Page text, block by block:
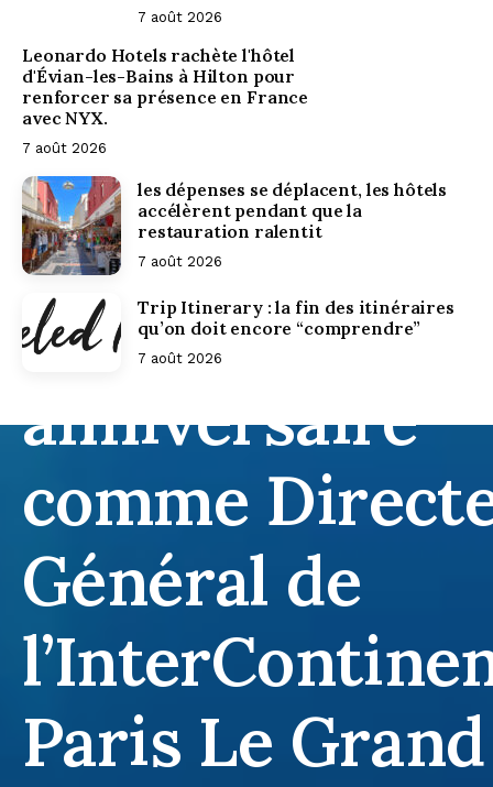
7 août 2026
Leonardo Hotels rachète l'hôtel
d'Évian-les-Bains à Hilton pour
renforcer sa présence en France
avec NYX.
7 août 2026
les dépenses se déplacent, les hôtels
accélèrent pendant que la
restauration ralentit
7 août 2026
Trip Itinerary : la fin des itinéraires
qu’on doit encore “comprendre”
7 août 2026
Christophe
fête son 15e
anniversaire
comme
Général de
Paris Le Grand